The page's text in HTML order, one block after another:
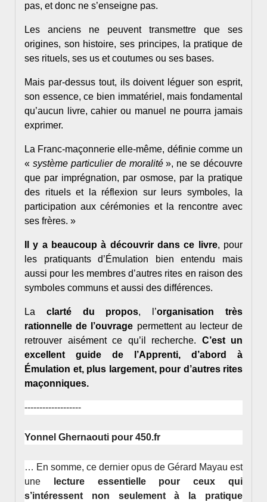
pas, et donc ne s’enseigne pas.
Les anciens ne peuvent transmettre que ses
origines, son histoire, ses principes, la pratique de
ses rituels, ses us et coutumes ou ses bases.
Mais par-dessus tout, ils doivent léguer son esprit,
son essence, ce bien immatériel, mais fondamental
qu’aucun livre, cahier ou manuel ne pourra jamais
exprimer.
La Franc-maçonnerie elle-même, définie comme un
« système particulier de moralité», ne se découvre
que par imprégnation, par osmose, par la pratique
des rituels et la réflexion sur leurs symboles, la
participation aux cérémonies et la rencontre avec
ses frères. »
Il y a beaucoup à découvrir dans ce livre, pour
les pratiquants d’Émulation bien entendu mais
aussi pour les membres d’autres rites en raison des
symboles communs et aussi des différences.
La clarté du propos, l’organisation très
rationnelle de l’ouvrage permettent au lecteur de
retrouver aisément ce qu’il recherche. C’est un
excellent guide de l’Apprenti, d’abord à
Émulation et, plus largement, pour d’autres rites
maçonniques.
-------------------
Yonnel Ghernaouti pour 450.fr
… En somme, ce dernier opus de Gérard Mayau est
une
lecture essentielle pour ceux qui
s’intéressent non seulement à la pratique